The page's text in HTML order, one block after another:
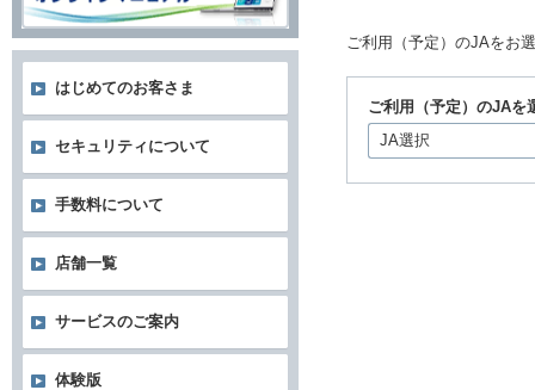
ご利用（予定）のJAをお
ご利用（予定）のJAを
JA選択
はじめてのお客さま
セキュリティについて
手数料について
店舗一覧
サービスのご案内
体験版